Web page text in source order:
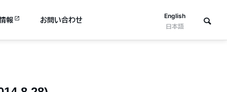
English
日本語
報 お問い合わせ